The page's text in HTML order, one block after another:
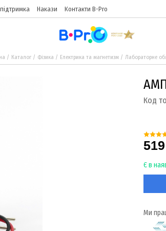
Накази Контакти B-Pro
Каталог Фізика Електрика та магнетизм Лабораторне
Код
Є в
Ми